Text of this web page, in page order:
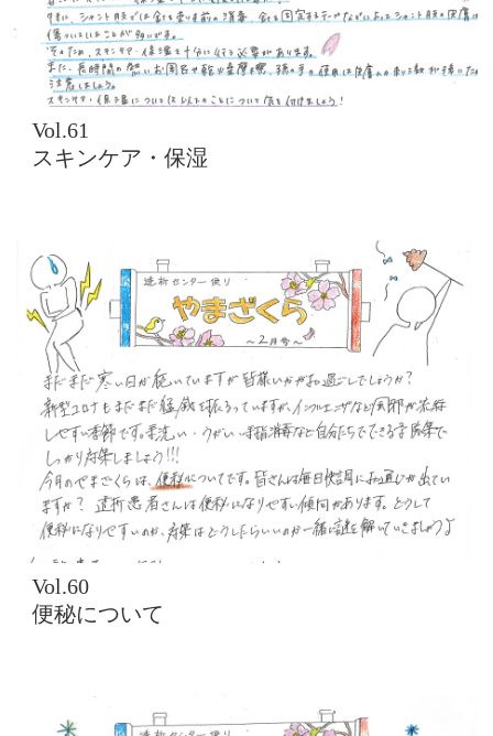
Vol.61
スキンケア・保湿
Vol.60
便秘について